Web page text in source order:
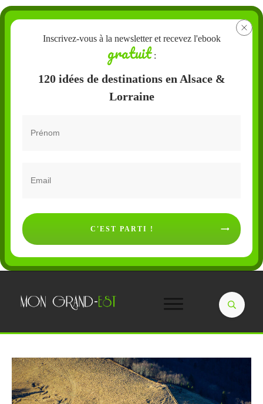
Inscrivez-vous à la newsletter et recevez l'ebook
gratuit:
120 idées de destinations en Alsace &
Lorraine
C'EST PARTI !